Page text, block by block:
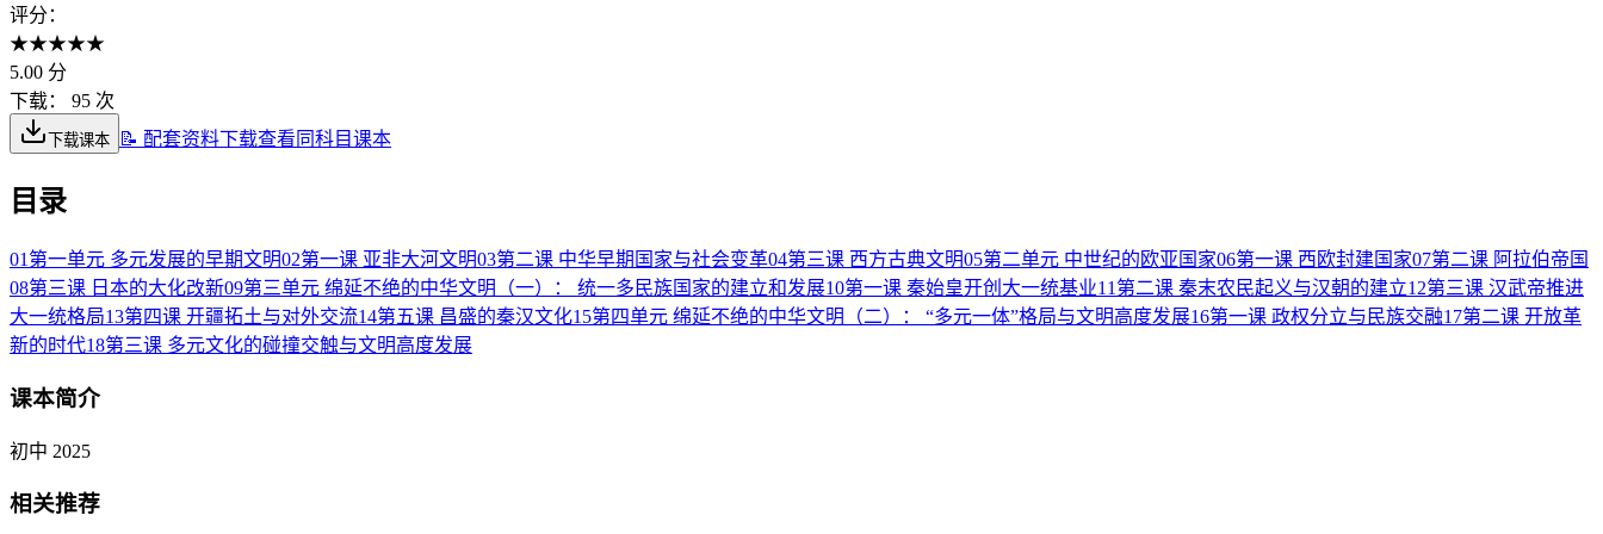
评分：
★★★★★
5.00 分
下载：
95 次
下载课本 📝 配套资料下载查看同科目课本
目录
01 第一单元 多元发展的早期文明02第一课 亚非大河文明03第二课 中华早期国家与社会变革04第三课 西方古典文明05第二单元 中世纪的欧亚国家06第一课 西欧封建国家07第二课 阿拉伯帝国
08第三课 日本的大化改新09第三单元 绵延不绝的中华文明（一）： 统一多民族国家的建立和发展10第一课 秦始皇开创大一统基业11 第二课 秦末农民起义与汉朝的建立12第三课 汉武帝推进
大一统格局13第四课 开疆拓土与对外交流14第五课 昌盛的秦汉文化15第四单元 绵延不绝的中华文明（二）： “多元一体”格局与文明高度发展16第一课 政权分立与民族交融17第二课 开放革
新的时代18第三课 多元文化的碰撞交触与文明高度发展
课本简介
初中 2025
相关推荐